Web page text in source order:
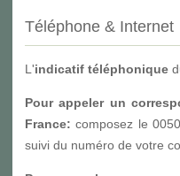
Téléphone & Internet
L'indicatif téléphonique
Pour appeler un
France: composez le
suivi du numéro de votre